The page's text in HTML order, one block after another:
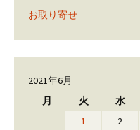
お取り寄せ
2021年6月
月
火 水
1 2